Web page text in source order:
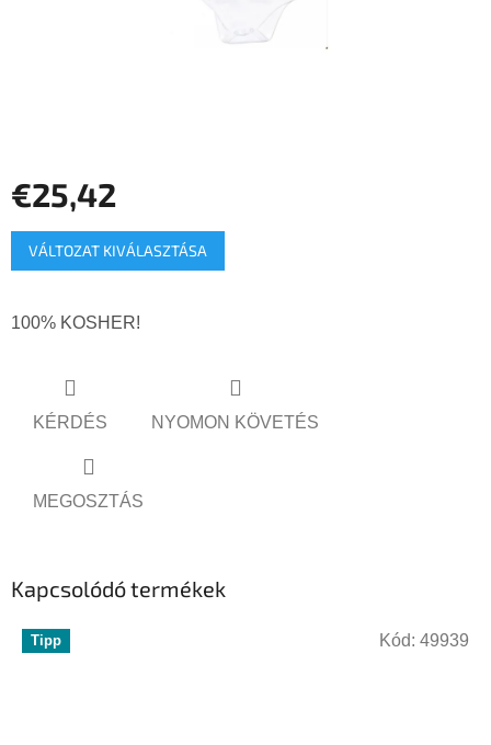
€25,42
Egységár:
VÁLTOZAT KIVÁLASZTÁSA
100% KOSHER!
KÉRDÉS NYOMON KÖVETÉS
MEGOSZTÁS
Kapcsolódó termékek
Tipp Kód: 49939